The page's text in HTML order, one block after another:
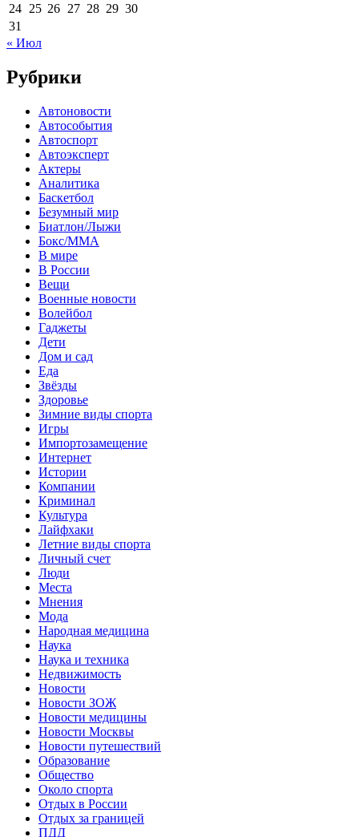
24 25 26 27 28 29 30
31
« Июл
Рубрики
Автоновости
Автособытия
Автоспорт
Автоэксперт
Актеры
Аналитика
Баскетбол
Безумный мир
Биатлон/Лыжи
Бокс/MMA
В мире
В России
Вещи
Военные новости
Волейбол
Гаджеты
Дети
Дом и сад
Еда
Звёзды
Здоровье
Зимние виды спорта
Игры
Импортозамещение
Интернет
Истории
Компании
Криминал
Культура
Лайфхаки
Летние виды спорта
Личный счет
Люди
Места
Мнения
Мода
Народная медицина
Наука
Наука и техника
Недвижимость
Новости
Новости ЗОЖ
Новости медицины
Новости Москвы
Новости путешествий
Образование
Общество
Около спорта
Отдых в России
Отдых за границей
ПДД